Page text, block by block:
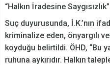
“Halkın İradesine Saygısızlık”
Suç duyurusunda, İ.K.’nın
kriminalize eden, önyargılı
koyduğu belirtildi. ÖHD, “Bu
ruhuna aykırıdır. Halkın